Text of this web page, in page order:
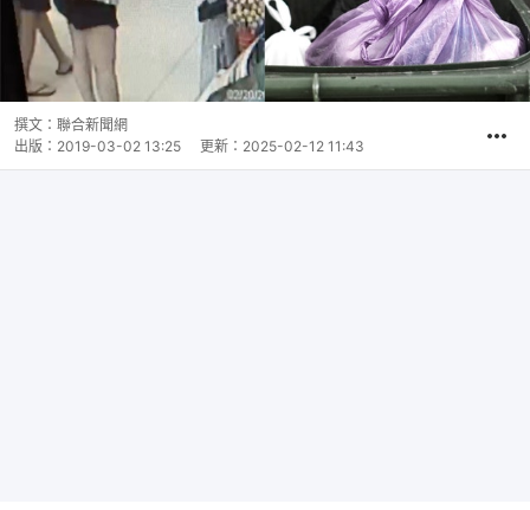
撰文： 聯合新聞網
出版： 2019-03-02 13:25 更新： 2025-02-12 11:43